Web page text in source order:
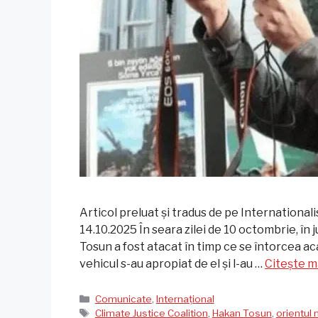
Articol preluat și tradus de pe
14.10.2025 În seara zilei de 10 octombrie,
Tosun a fost atacat în timp ce se întorcea
vehicul s-au apropiat de el și l-au … Citește
Categorii
Comunicate, Internațional
Etichete
Climate Justice Coalition, Hakan Tosun, orientul